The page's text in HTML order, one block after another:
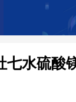
七水硫酸